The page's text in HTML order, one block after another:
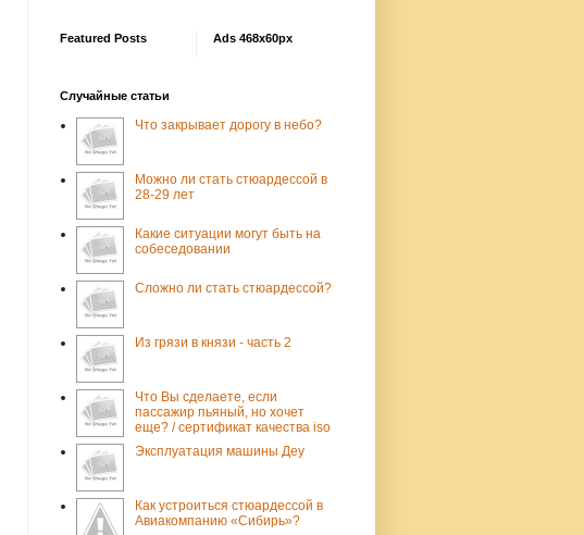
Featured Posts Ads 468x60px
Случайные статьи
Что закрывает дорогу в небо?
Можно ли стать стюардессой в
28-29 лет
Какие ситуации могут быть на
собеседовании
Сложно ли стать стюардессой?
Из грязи в князи - часть 2
Что Вы сделаете, если
пассажир пьяный, но хочет
еще? / сертификат качества iso
Эксплуатация машины Деу
Как устроиться стюардессой в
Авиакомпанию «Сибирь»?